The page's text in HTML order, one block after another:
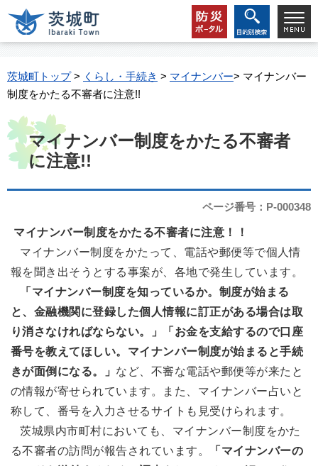
茨城町トップ> くらし・手続き > マイナンバー> マイナンバー
制度をかたる不審者に注意!!
マイナンバー制度をかたる不審者
に注意!!
ページ番号：P-000348
マイナンバー制度をかたる不審者に注意！！
マイナンバー制度をかたって、電話や郵便等で個人情
報を聞き出そうとする事案が、各地で発生しています。
「マイナンバー制度を知っているか。制度が始まる
と、金融機関に登録した個人情報に訂正がある場合は取
り消さなければならない。」「お金を支給するので口座
番号を教えてほしい。マイナンバー制度が始まると手続
きが面倒になる。」 など、不審な電話や郵便等が来たと
の情報が寄せられています。また、マイナンバー占いと
称して、番号を入力させるサイトも見受けられます。
茨城県内市町村においても、マイナンバー制度をかた
る不審者の訪問が報告されています。
「マイナンバーの